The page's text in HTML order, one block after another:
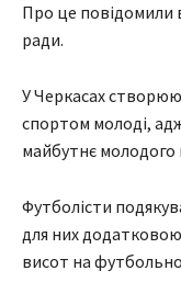
Про це повідомили
ради.
У Черкасах
спортом молоді,
майбутнє молодого
Футболісти
для них
висот на